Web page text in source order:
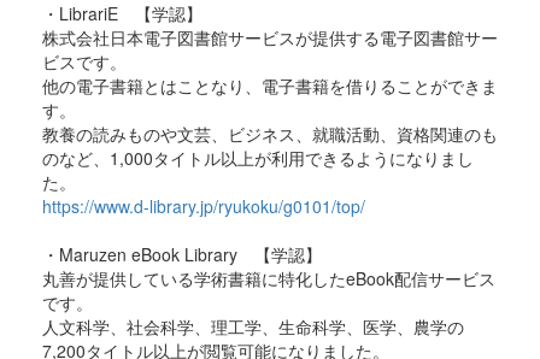
・LibrariE 【学認】
株式会社日本電子図書館サービスが提供する電子図書館サー
ビスです。
他の電子書籍とはことなり、電子書籍を借りることができま
す。
教養の読みものや文芸、ビジネス、就職活動、資格関連のも
のなど、1,000タイトル以上が利用できるようになりまし
た。
https://www.d-library.jp/ryukoku/g0101/top/
・Maruzen eBook Library 【学認】
丸善が提供している学術書籍に特化したeBook配信サービス
です。
人文科学、社会科学、理工学、生命科学、医学、農学の
7,200タイトル以上が閲覧可能になりました。